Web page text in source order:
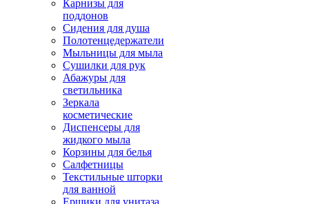
Карнизы для
поддонов
Сидения для душа
Полотенцедержатели
Мыльницы для мыла
Сушилки для рук
Абажуры для
светильника
Зеркала
косметические
Диспенсеры для
жидкого мыла
Корзины для белья
Салфетницы
Текстильные шторки
для ванной
Ершики для унитаза